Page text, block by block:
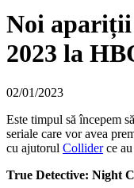
Noi apariții
2023 la
02/01/2023
Este timpul să începem
seriale care vor avea
cu ajutorul Colliderce au
True Detective: Night